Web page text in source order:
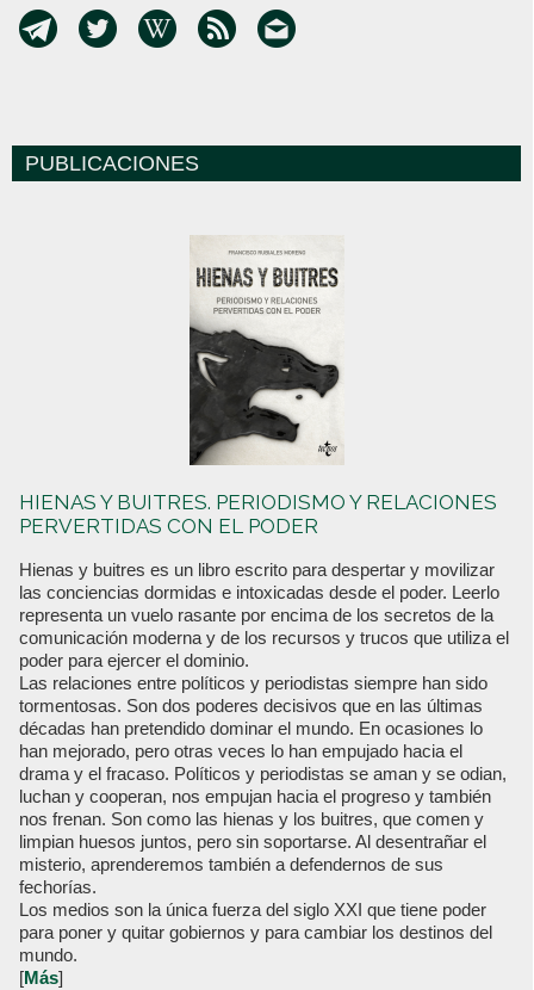
PUBLICACIONES
HIENAS Y BUITRES. PERIODISMO Y RELACIONES
PERVERTIDAS CON EL PODER
Hienas y buitres es un libro escrito para despertar y movilizar
las conciencias dormidas e intoxicadas desde el poder. Leerlo
representa un vuelo rasante por encima de los secretos de la
comunicación moderna y de los recursos y trucos que utiliza el
poder para ejercer el dominio.
Las relaciones entre políticos y periodistas siempre han sido
tormentosas. Son dos poderes decisivos que en las últimas
décadas han pretendido dominar el mundo. En ocasiones lo
han mejorado, pero otras veces lo han empujado hacia el
drama y el fracaso. Políticos y periodistas se aman y se odian,
luchan y cooperan, nos empujan hacia el progreso y también
nos frenan. Son como las hienas y los buitres, que comen y
limpian huesos juntos, pero sin soportarse. Al desentrañar el
misterio, aprenderemos también a defendernos de sus
fechorías.
Los medios son la única fuerza del siglo XXI que tiene poder
para poner y quitar gobiernos y para cambiar los destinos del
mundo.
[Más]